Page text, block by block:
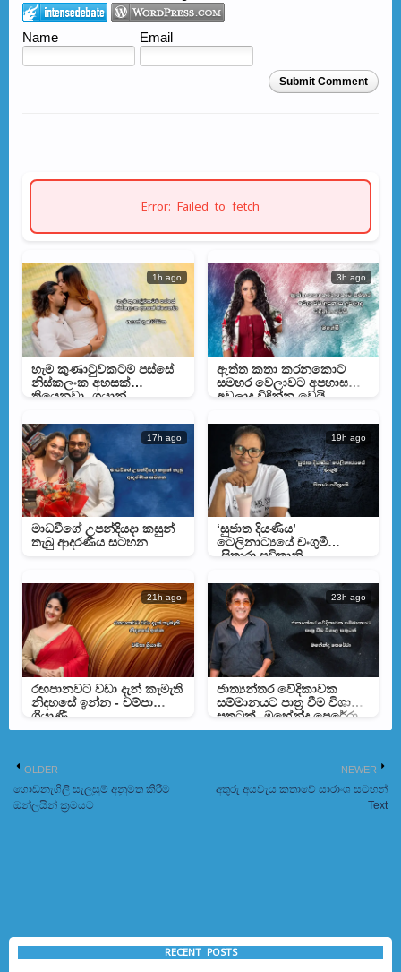
Name Email
Submit Comment
Error: Failed to fetch
1h ago
හැම කුණාටුවකටම පස්සේ
නිස්කලංක අහසක්
තියෙනවා- ගයාන්
3h ago
ඇත්ත කතා කරනකොට
සමහර වෙලාවට අපහාස
අවලාද විඳින්න වෙයි –
17h ago
මාධවීගේ උපන්දියදා කසුන්
තැබු ආදරණීය සටහන
19h ago
‘සුජාත දියණිය’
ටෙලිනාට්‍යයේ චංගුමී
-සිතාරා පවිත්‍රානි
21h ago
රඟපානවට වඩා දැන් කැමැති
නිදහසේ ඉන්න - චම්පා
ශ්‍රියාණී
23h ago
ජාත්‍යන්තර වේදිකාවක
සම්මානයට පාත්‍ර වීම විශාල
සතුටක් -මහේන්ද්‍ර පෙරේරා
NEWER
අතුරු අයවැය කතාවේ සාරාංශ සටහන්
Text
OLDER
ගොඩනැගිලි සැලසුම් අනුමත කිරීම
ඔන්ලයින් ක්‍රමයට
RECENT POSTS